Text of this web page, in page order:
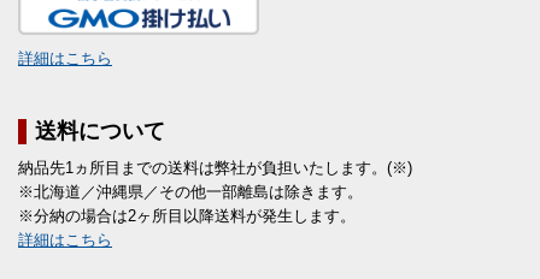
詳細はこちら
送料について
納品先1ヵ所目までの送料は弊社が負担いたします。(※)
※北海道／沖縄県／その他一部離島は除きます。
※分納の場合は2ヶ所目以降送料が発生します。
詳細はこちら